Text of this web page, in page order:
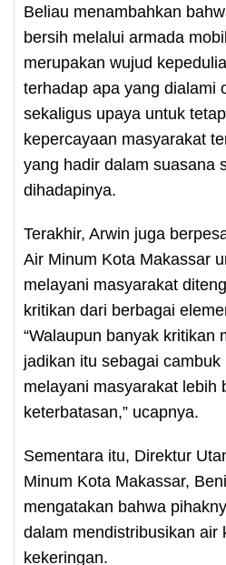
Beliau menambahkan
bersih melalui armada
merupakan wujud
terhadap apa yang dialami
sekaligus upaya untuk
kepercayaan masyarakat
yang hadir dalam suasana
dihadapinya.
Terakhir, Arwin juga
Air Minum Kota Makassar
melayani masyarakat
kritikan dari berbagai
“Walaupun banyak kritikan
jadikan itu sebagai
melayani masyarakat lebih
keterbatasan,” ucapnya.
Sementara itu, Direktur
Minum Kota Makassar,
mengatakan bahwa
dalam mendistribusikan air
kekeringan.